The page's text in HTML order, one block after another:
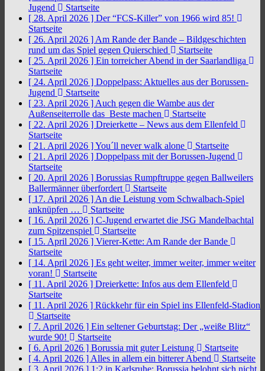
Jugend
Startseite
[ 28. April 2026 ] Der “FCS-Killer” von 1966 wird 85!
Startseite
[ 26. April 2026 ] Am Rande der Bande – Bildgeschichten
rund um das Spiel gegen Quierschied
Startseite
[ 25. April 2026 ] Ein torreicher Abend in der Saarlandliga
Startseite
[ 24. April 2026 ] Doppelpass: Aktuelles aus der Borussen-
Jugend
Startseite
[ 23. April 2026 ] Auch gegen die Wambe aus der
Außenseiterrolle das Beste machen
Startseite
[ 22. April 2026 ] Dreierkette – News aus dem Ellenfeld
Startseite
[ 21. April 2026 ]You´ll never walk alone
Startseite
[ 21. April 2026 ] Doppelpass mit der Borussen-Jugend
Startseite
[ 20. April 2026 ] Borussias Rumpftruppe gegen Ballweilers
Ballermänner überfordert
Startseite
[ 17. April 2026 ] An die Leistung vom Schwalbach-Spiel
anknüpfen …
Startseite
[ 16. April 2026 ] C-Jugend erwartet die JSG Mandelbachtal
zum Spitzenspiel
Startseite
[ 15. April 2026 ] Vierer-Kette: Am Rande der Bande
Startseite
[ 14. April 2026 ] Es geht weiter, immer weiter, immer weiter
voran!
Startseite
[ 11. April 2026 ] Dreierkette: Infos aus dem Ellenfeld
Startseite
[ 11. April 2026 ] Rückkehr für ein Spiel ins Ellenfeld-Stadion
Startseite
[ 7. April 2026 ] Ein seltener Geburtstag: Der „weiße Blitz“
wurde 90!
Startseite
[ 6. April 2026 ] Borussia mit guter Leistung
Startseite
[ 4. April 2026 ] Alles in allem ein bitterer Abend
Startseite
[ 3. April 2026 ] 1:2 in Karlsruhe: Borussia belohnt sich nicht